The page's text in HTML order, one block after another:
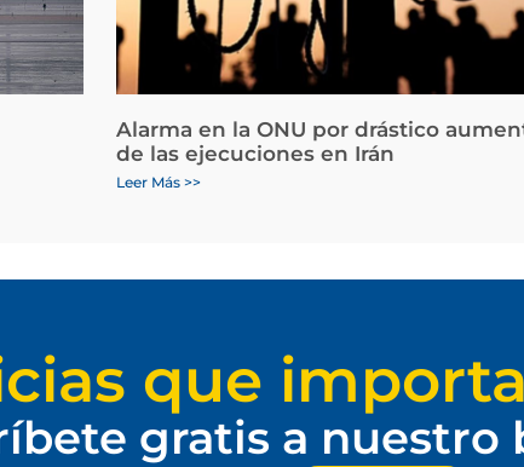
Alarma en la ONU por drástico
de las ejecuciones en Irán
Leer Más >>
que
gratis a nuestro